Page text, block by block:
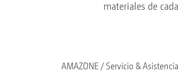
materiales de
AMAZONE Servicio & Asistencia